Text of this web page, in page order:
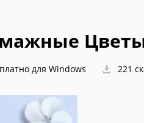
для Windows 221